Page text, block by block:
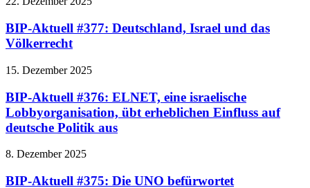
BIP-Aktuell #377: Deutschland, Israel und das
Völkerrecht
15. Dezember 2025
BIP-Aktuell #376: ELNET, eine israelische
Lobbyorganisation, übt erheblichen Einfluss auf
deutsche Politik aus
8. Dezember 2025
BIP-Aktuell #375: Die UNO befürwortet